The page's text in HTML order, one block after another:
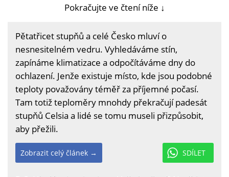
Pokračujte ve čtení níže ↓
Pětatřicet stupňů a celé Česko mluví o
nesnesitelném vedru. Vyhledáváme stín,
zapínáme klimatizace a odpočítáváme dny do
ochlazení. Jenže existuje místo, kde jsou podobné
teploty považovány téměř za příjemné počasí.
Tam totiž teploměry mnohdy překračují padesát
stupňů Celsia a lidé se tomu museli přizpůsobit,
aby přežili.
SDÍLET
Zobrazit celý článek →